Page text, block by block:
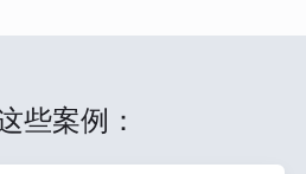
些案例：